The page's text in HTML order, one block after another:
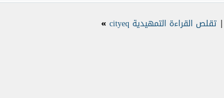
| تقلص القراءة التمهيدية cityeq »